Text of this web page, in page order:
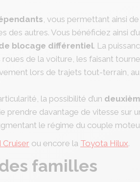
, vous permettant ainsi
des autres. Vous bénéficiez ainsi
blocage différentiel. La
de la voiture, les faisant
lors de trajets tout-terrain,
la possibilité d’un
prendre davantage de vitesse sur
le régime du couple
Cruiser ou encore la Toyota Hilux.
familles